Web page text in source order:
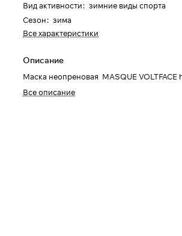
Вид активности: зимние виды спорта
Сезон: зима
Все характеристики
Описание
Маска неопреновая MASQUE VOLTFACE
Все описание